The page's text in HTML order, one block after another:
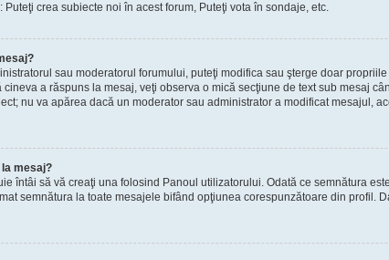
crea subiecte noi în acest forum, Puteţi vota în sondaje, etc.
sau moderatorul forumului, puteţi modifica sau şterge doar
a răspuns la mesaj, veţi observa o mică secţiune de text sub mesaj
nu va apărea dacă un moderator sau administrator a modificat mesajul,
mesaj?
întâi să vă creaţi una folosind Panoul utilizatorului. Odată ce semnătura
semnătura la toate mesajele bifând opţiunea corespunzătoare din